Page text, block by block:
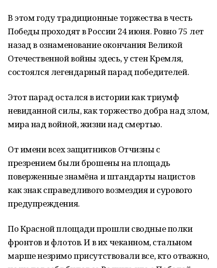
В этом году традиционные торжества в честь
Победы проходят в России 24 июня. Ровно 75 лет
назад в ознаменование окончания Великой
Отечественной войны здесь, у стен Кремля,
состоялся легендарный парад победителей.
Этот парад остался в истории как триумф
невиданной силы, как торжество добра над злом,
мира над войной, жизни над смертью.
От имени всех защитников Отчизны с
презрением были брошены на площадь
поверженные знамёна и штандарты нацистов
как знак справедливого возмездия и сурового
предупреждения.
По Красной площади прошли сводные полки
фронтов и флотов. И в их чеканном, стальном
марше незримо присутствовали все, кто отважно,